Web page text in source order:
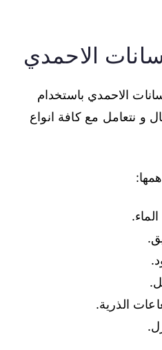
الاحمدي
الاحمدي باستخدام
و نتعامل مع كافة انواع
الذرية.